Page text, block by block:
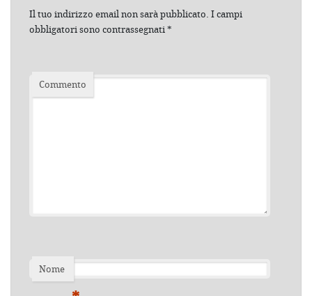
Il tuo indirizzo email non sarà pubblicato. I campi
obbligatori sono contrassegnati*
Commento
Nome